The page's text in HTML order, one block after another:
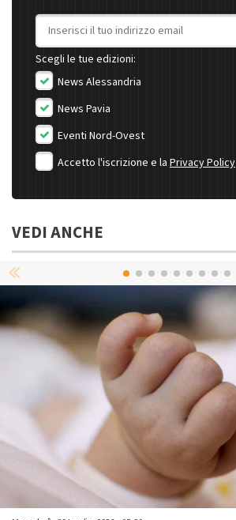
Indirizzo email
Scegli le tue edizioni:
News Alessandria
News Pavia
Eventi Nord-Ovest
Accetto l'iscrizione e la Privacy Policy
VEDI ANCHE